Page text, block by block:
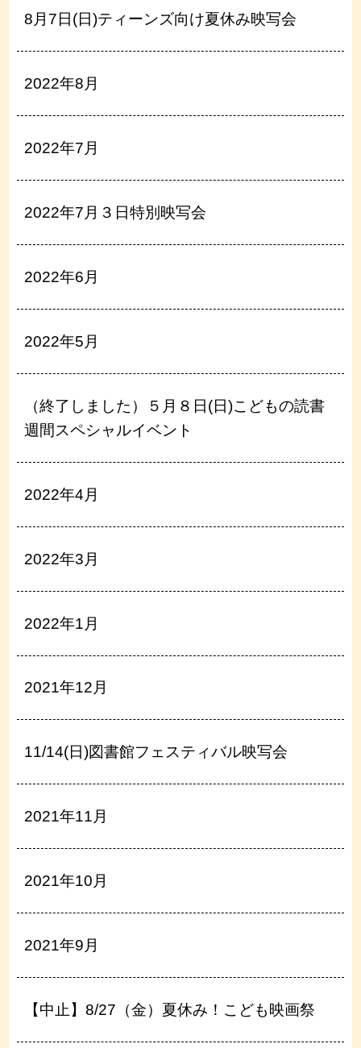
8月7日(日)ティーンズ向け夏休み映写会
2022年8月
2022年7月
2022年7月３日特別映写会
2022年6月
2022年5月
（終了しました）５月８日(日)こどもの読書
週間スペシャルイベント
2022年4月
2022年3月
2022年1月
2021年12月
11/14(日)図書館フェスティバル映写会
2021年11月
2021年10月
2021年9月
【中止】8/27（金）夏休み！こども映画祭